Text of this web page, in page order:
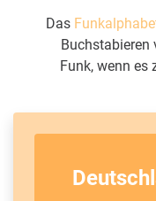
Das
Buchstabieren
Funk, wenn es